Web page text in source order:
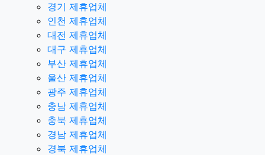
경기 제휴업체
인천 제휴업체
대전 제휴업체
대구 제휴업체
부산 제휴업체
울산 제휴업체
광주 제휴업체
충남 제휴업체
충북 제휴업체
경남 제휴업체
경북 제휴업체